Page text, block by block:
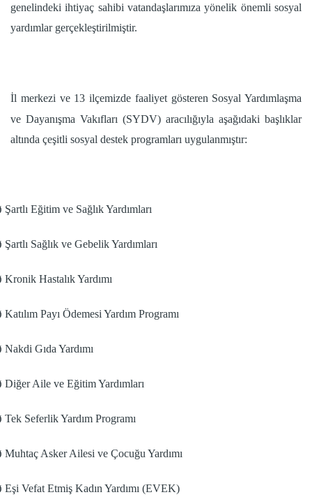
genelindeki ihtiyaç sahibi vatandaşlarımıza yönelik önemli sosyal
yardımlar gerçekleştirilmiştir.
İl merkezi ve 13 ilçemizde faaliyet gösteren Sosyal Yardımlaşma
ve Dayanışma Vakıfları (SYDV) aracılığıyla aşağıdaki başlıklar
altında çeşitli sosyal destek programları uygulanmıştır:
Şartlı Eğitim ve Sağlık Yardımları
Şartlı Sağlık ve Gebelik Yardımları
Kronik Hastalık Yardımı
Katılım Payı Ödemesi Yardım Programı
Nakdi Gıda Yardımı
Diğer Aile ve Eğitim Yardımları
Tek Seferlik Yardım Programı
Muhtaç Asker Ailesi ve Çocuğu Yardımı
Eşi Vefat Etmiş Kadın Yardımı (EVEK)